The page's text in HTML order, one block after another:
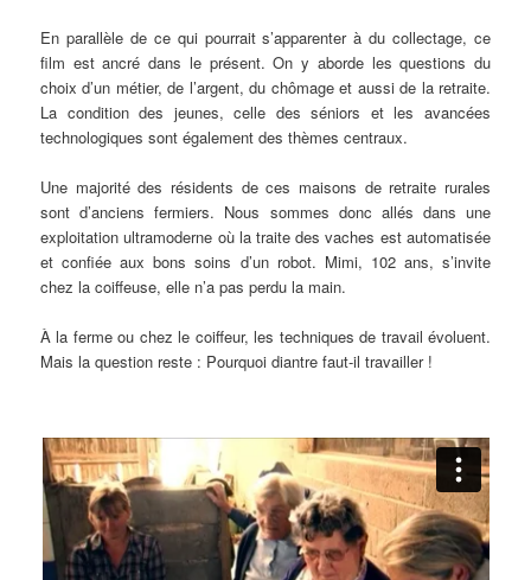
En parallèle de ce qui pourrait s’apparenter à du collectage, ce
film est ancré dans le présent. On y aborde les questions du
choix d’un métier, de l’argent, du chômage et aussi de la retraite.
La condition des jeunes, celle des séniors et les avancées
technologiques sont également des thèmes centraux.
Une majorité des résidents de ces maisons de retraite rurales
sont d’anciens fermiers. Nous sommes donc allés dans une
exploitation ultramoderne où la traite des vaches est automatisée
et confiée aux bons soins d’un robot. Mimi, 102 ans, s’invite
chez la coiffeuse, elle n’a pas perdu la main.
À la ferme ou chez le coiffeur, les techniques de travail évoluent.
Mais la question reste : Pourquoi diantre faut-il travailler !